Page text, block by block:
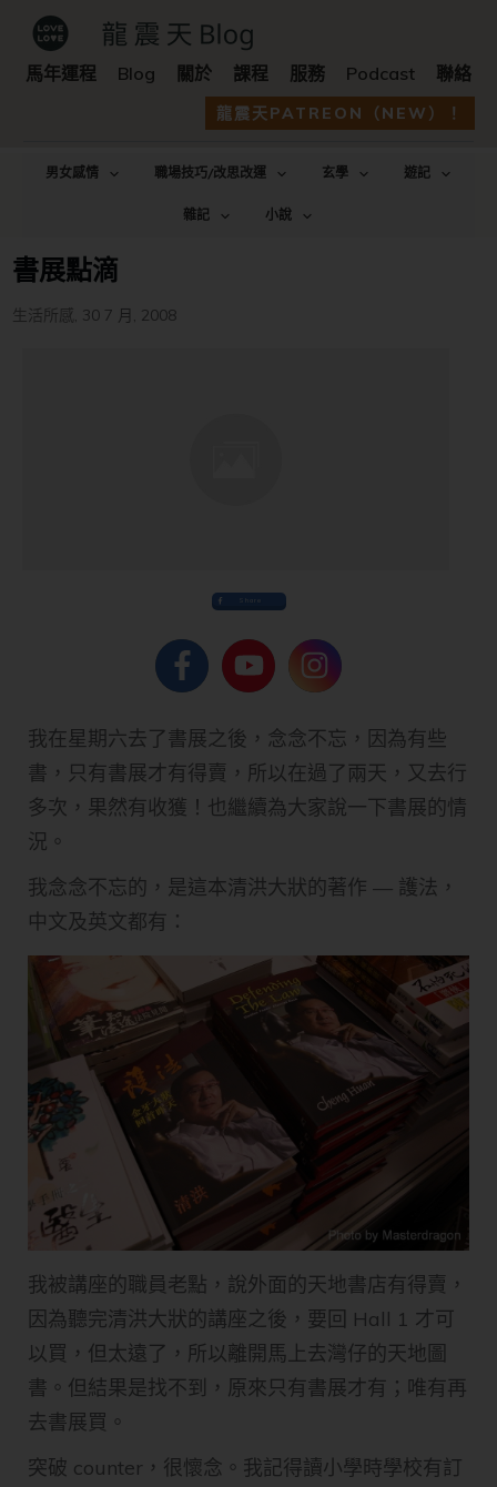
馬年運程 Blog 關於 課程 服務 Podcast 聯絡
龍震天PATREON（NEW）！
男女感情 職場技巧/改思改運 玄學
遊記
雜記
小說
書展點滴
生活所感 , 30 7 月, 2008
Share
我在星期六去了書展之後，念念不忘，因為有些
書，只有書展才有得賣，所以在過了兩天，又去行
多次，果然有收獲！也繼續為大家說一下書展的情
況。
我念念不忘的，是這本清洪大狀的著作 — 護法，
中文及英文都有：
我被講座的職員老點，說外面的天地書店有得賣，
因為聽完清洪大狀的講座之後，要回 Hall 1 才可
以買，但太遠了，所以離開馬上去灣仔的天地圖
書。但結果是找不到，原來只有書展才有；唯有再
去書展買。
突破 counter，很懷念。我記得讀小學時學校有訂